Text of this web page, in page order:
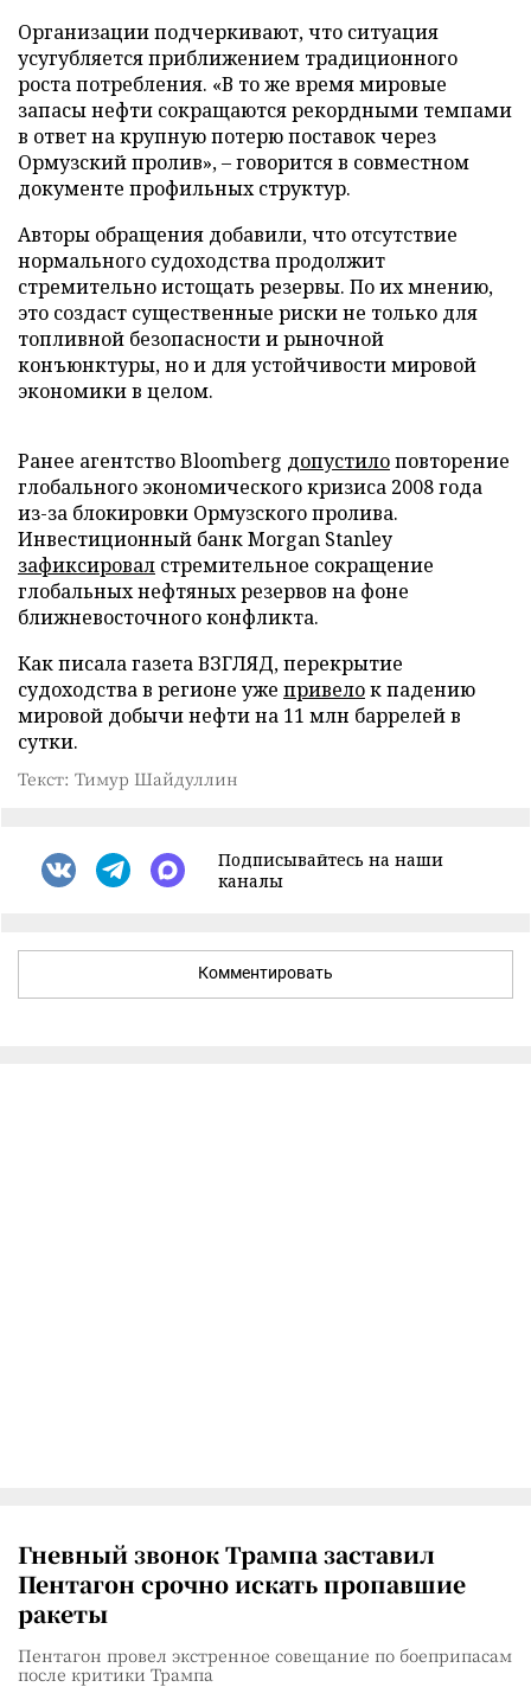
Организации подчеркивают, что ситуация
усугубляется приближением традиционного
роста потребления. «В то же время мировые
запасы нефти сокращаются рекордными темпами
в ответ на крупную потерю поставок через
Ормузский пролив», – говорится в совместном
документе профильных структур.
Авторы обращения добавили, что отсутствие
нормального судоходства продолжит
стремительно истощать резервы. По их мнению,
это создаст существенные риски не только для
топливной безопасности и рыночной
конъюнктуры, но и для устойчивости мировой
экономики в целом.
Ранее агентство Bloomberg допустилоповторение
глобального экономического кризиса 2008 года
из-за блокировки Ормузского пролива.
Инвестиционный банк Morgan Stanley
зафиксировал стремительное сокращение
глобальных нефтяных резервов на фоне
ближневосточного конфликта.
Как писала газета ВЗГЛЯД, перекрытие
судоходства в регионе уже привелок падению
мировой добычи нефти на 11 млн баррелей в
сутки.
Текст: Тимур Шайдуллин
Подписывайтесь на наши
каналы
Комментировать
Гневный звонок Трампа заставил
Пентагон срочно искать пропавшие
ракеты
Пентагон провел экстренное совещание по боеприпасам
после критики Трампа